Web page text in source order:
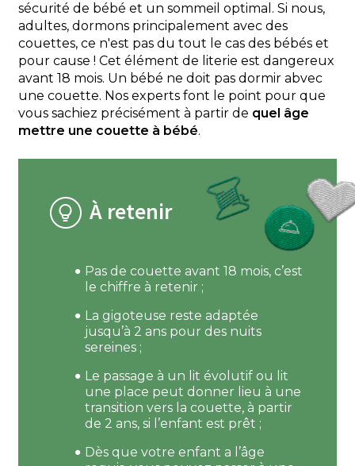
sécurité de bébé et un sommeil optimal. Si nous,
adultes, dormons principalement avec des
couettes, ce n'est pas du tout le cas des bébés et
pour cause ! Cet élément de literie est dangereux
avant 18 mois. Un bébé ne doit pas dormir abvec
une couette. Nos experts font le point pour que
vous sachiez précisément à partir de quel âge
mettre une couette à bébé.
À retenir
Pas de couette avant 18 mois, c’est
le chiffre à retenir ;
La gigoteuse reste adaptée
jusqu’à 2 ans pour des nuits
sereines ;
Le passage à un lit évolutif ou lit
une place peut donner lieu à une
transition vers la couette, à partir
de 2 ans, si l’enfant est prêt ;
Dès que votre enfant a l’âge